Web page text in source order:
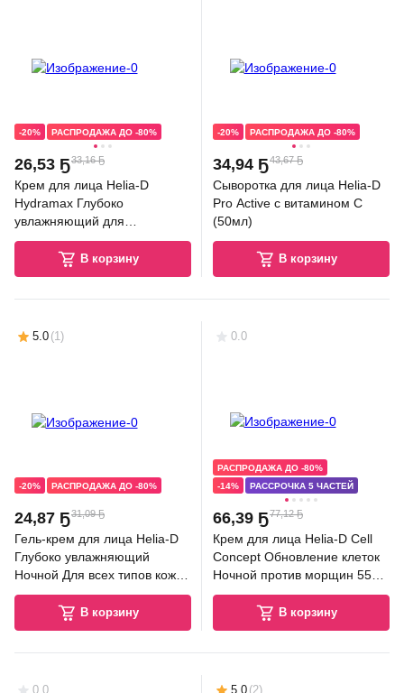
-20% РАСПРОДАЖА ДО -80%
26,53 Ҕ33,16 Ҕ
Крем для лица Helia-D
Hydramax Глубоко
увлажняющий для
нормальной кожи (50мл)
В корзину
-20% РАСПРОДАЖА ДО -80%
34,94 Ҕ43,67 Ҕ
Сыворотка для лица Helia-D
Pro Active с витамином С
(50мл)
В корзину
5.0 (1)
-20% РАСПРОДАЖА ДО -80%
24,87 Ҕ31,09 Ҕ
Гель-крем для лица Helia-D
Глубоко увлажняющий
Ночной Для всех типов кожи
(50мл)
В корзину
0.0
-14% РАССРОЧКА 5 ЧАСТЕЙ
РАСПРОДАЖА ДО -80%
66,39 Ҕ77,12 Ҕ
Крем для лица Helia-D Cell
Concept Обновление клеток
Ночной против морщин 55+
(50мл)
В корзину
0.0 5.0 (2)